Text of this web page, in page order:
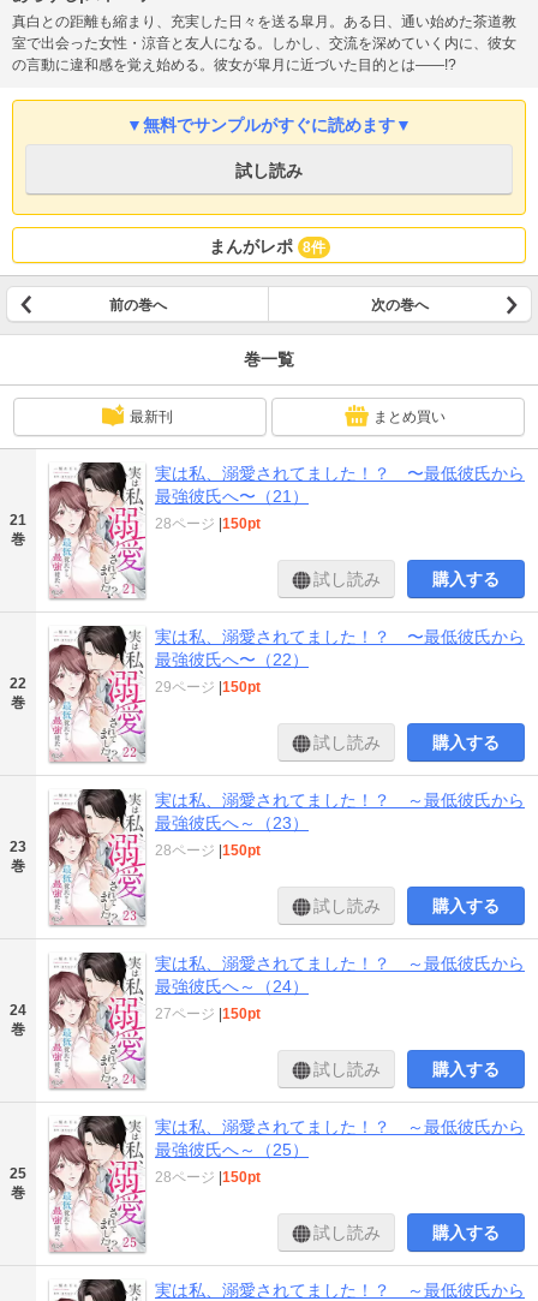
真白との距離も縮まり、充実した日々を送る皐月。ある日、通い始めた茶道教
室で出会った女性・涼音と友人になる。しかし、交流を深めていく内に、彼女
の言動に違和感を覚え始める。彼女が皐月に近づいた目的とは――!?
▼無料でサンプルがすぐに読めます▼
試し読み
まんがレポ 8件
前の巻へ 次の巻へ
巻一覧
最新刊 まとめ買い
21
巻
実は私、溺愛されてました！？ 〜最低彼氏から
最強彼氏へ〜（21）
28ページ 150pt
試し読み 購入する
22
巻
実は私、溺愛されてました！？ 〜最低彼氏から
最強彼氏へ〜（22）
29ページ 150pt
試し読み 購入する
23
巻
実は私、溺愛されてました！？ ～最低彼氏から
最強彼氏へ～（23）
28ページ 150pt
試し読み 購入する
24
巻
実は私、溺愛されてました！？ ～最低彼氏から
最強彼氏へ～（24）
27ページ 150pt
試し読み 購入する
25
巻
実は私、溺愛されてました！？ ～最低彼氏から
最強彼氏へ～（25）
28ページ 150pt
試し読み 購入する
実は私、溺愛されてました！？ ～最低彼氏から